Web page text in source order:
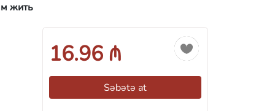
жить
16.96 ₼
Səbətə at